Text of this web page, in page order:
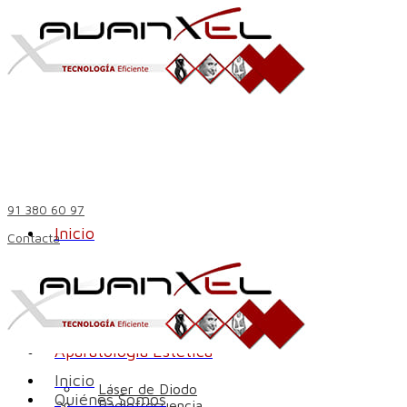
91 380 60 97
ContactaInicio
Quiénes Somos
Aparatología Estética
Láser de Diodo
Inicio
Quiénes Somos